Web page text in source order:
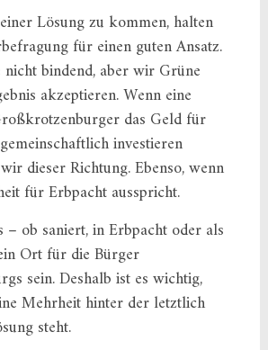
Lösung zu kommen, halten
für einen guten Ansatz.
bindend, aber wir Grüne
akzeptieren. Wenn eine
das Geld für
investieren
dieser Richtung. Ebenso, wenn
für Erbpacht ausspricht.
– ob saniert, in Erbpacht oder als
Ort für die Bürger
sein. Deshalb ist es wichtig,
Mehrheit hinter der letztlich
steht.